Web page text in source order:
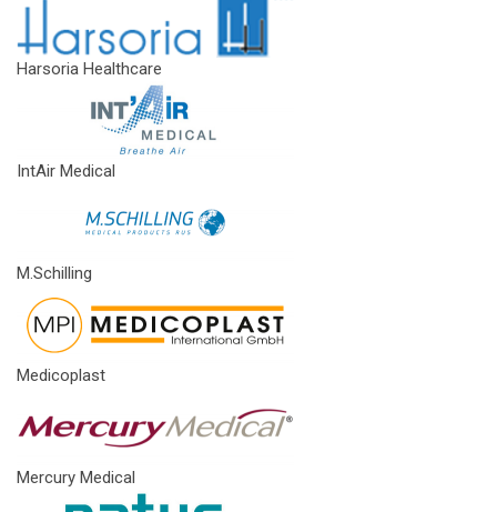
Harsoria Healthcare
IntAir Medical
M.Schilling
Medicoplast
Mercury Medical